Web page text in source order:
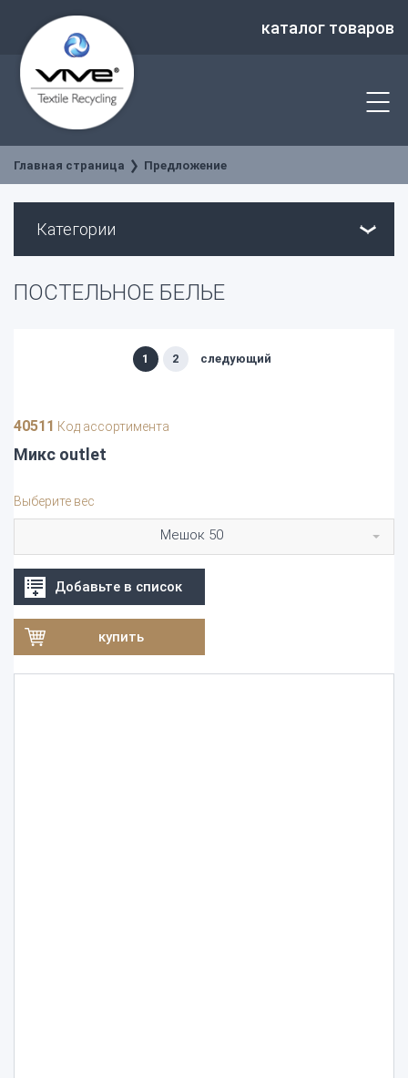
каталог товаров
Главная страница Предложение
Категории
ПОСТЕЛЬНОЕ БЕЛЬЕ
1 2 следующий
40511 Код ассортимента
Микс outlet
Выберите вес
Мешок 50
Добавьте в список
купить